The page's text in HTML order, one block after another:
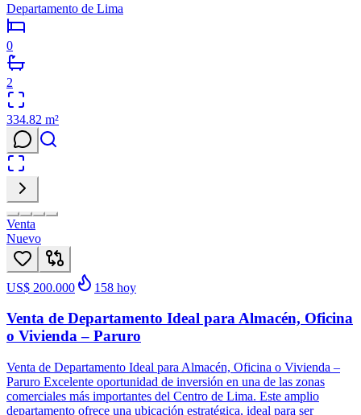
Departamento de Lima
0
2
334.82 m²
Venta
Nuevo
US$ 200.000 158 hoy
Venta de Departamento Ideal para Almacén, Oficina
o Vivienda – Paruro
Venta de Departamento Ideal para Almacén, Oficina o Vivienda –
Paruro Excelente oportunidad de inversión en una de las zonas
comerciales más importantes del Centro de Lima. Este amplio
departamento ofrece una ubicación estratégica, ideal para ser